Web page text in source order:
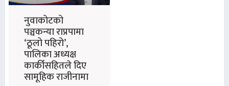
नुवाकोटको
पञ्चकन्या राप्रपामा
‘ठूलो पहिरो’,
पालिका अध्यक्ष
कार्कीसहितले दिए
सामूहिक राजीनामा